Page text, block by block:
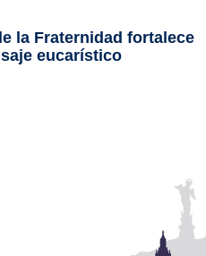
la Fraternidad fortalece
eucarístico